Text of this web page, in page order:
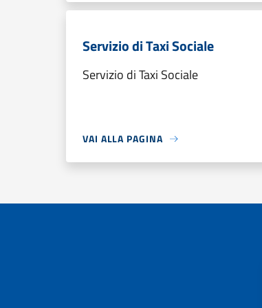
Servizio di Taxi Sociale
Servizio di Taxi Sociale
VAI ALLA PAGINA